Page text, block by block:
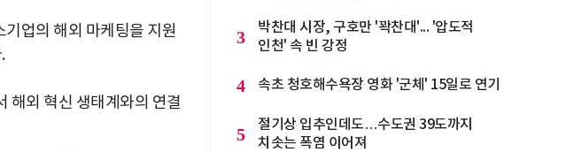
업의 해외 마케팅을 지원
해외 혁신 생태계와의 연결
3
박찬대 시장, 구호만 '꽉찬대'... '압도적
인천' 속 빈 강정
4 속초 청호해수욕장 영화 '군체' 15일로 연기
5
절기상 입추인데도…수도권 39도까지
치솟는 폭염 이어져